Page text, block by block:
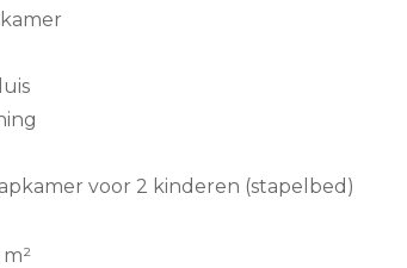
voor 2 kinderen (stapelbed)